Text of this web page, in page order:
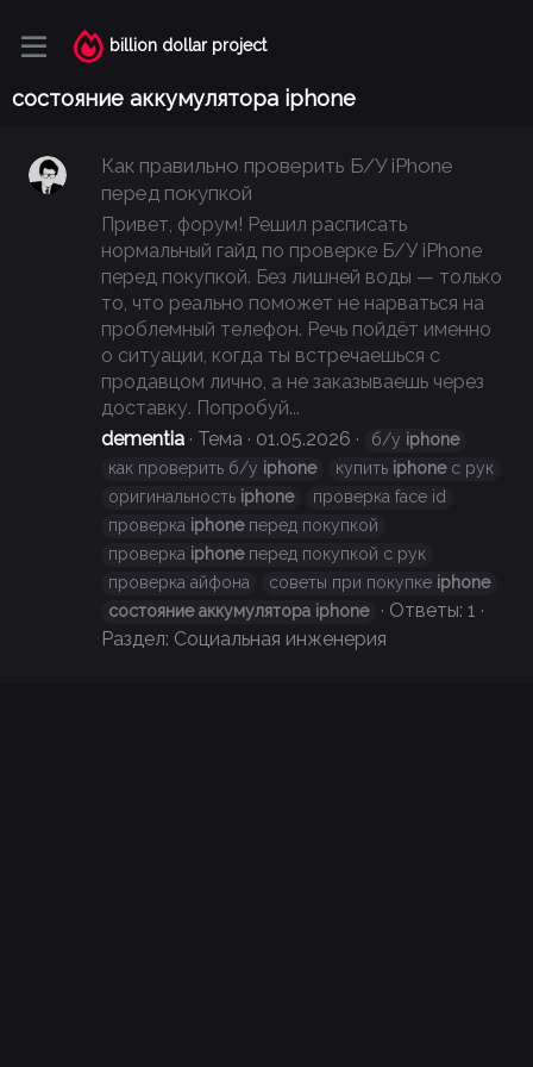
billion dollar project
состояние аккумулятора iphone
Как правильно проверить Б/У iPhone
перед покупкой
Привет, форум! Решил расписать
нормальный гайд по проверке Б/У iPhone
перед покупкой. Без лишней воды — только
то, что реально поможет не нарваться на
проблемный телефон. Речь пойдёт именно
о ситуации, когда ты встречаешься с
продавцом лично, а не заказываешь через
доставку. Попробуй...
dementia
Тема 01.05.2026 б/у iphone
как проверить б/у iphone купить iphoneс рук
оригинальность iphone
проверка face id
проверка iphoneперед покупкой
проверка iphoneперед покупкой с рук
проверка айфона
советы при покупке iphone
состояние аккумулятора iphone
Ответы: 1
Раздел: Социальная инженерия